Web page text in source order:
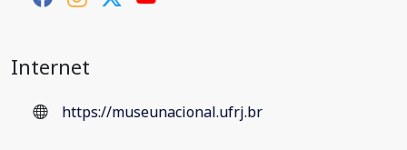
Internet
https://museunacional.ufrj.br